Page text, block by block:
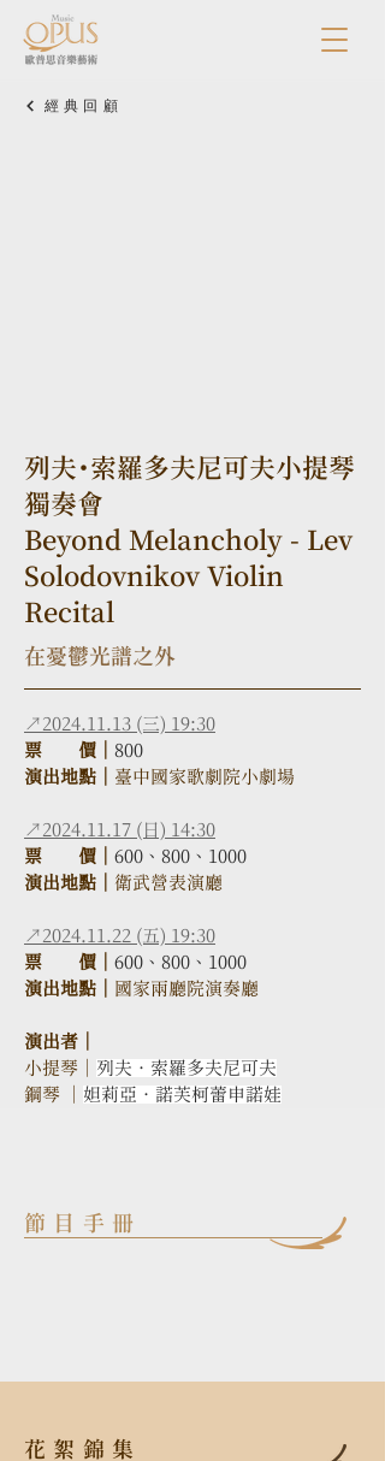
經典回顧
列夫・索羅多夫尼可夫小提琴
獨奏會
Beyond Melancholy - Lev
Solodovnikov Violin
Recital
在憂鬱光譜之外
↗2024.11.13 (三) 19:30
票　　價｜ 800
演出地點｜ 臺中國家歌劇院小劇場
↗2024.11.17 (日) 14:30
票　　價｜ 600、800、1000
演出地點｜ 衛武營表演廳
↗2024.11.22 (五) 19:30
票　　價｜ 600、800、1000
演出地點｜
國家兩廳院演奏廳
演出者｜
小提琴｜ 列夫．索羅多夫尼可夫
鋼琴 ｜ 妲莉亞．諾芙柯蕾申諾娃
節目手冊
花絮錦集